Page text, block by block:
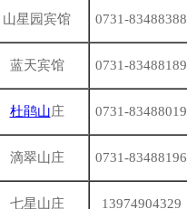
山星园宾馆 0731-83488388
蓝天宾馆 0731-83488189
杜鹃山庄 0731-83488019
滴翠山庄 0731-83488196
七星山庄 13974904329